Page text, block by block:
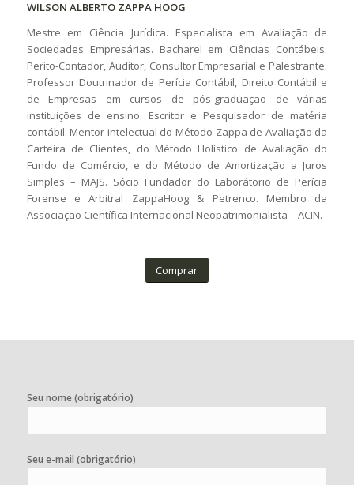
WILSON ALBERTO ZAPPA HOOG
Mestre em Ciência Jurídica. Especialista em Avaliação de
Sociedades Empresárias. Bacharel em Ciências Contábeis.
Perito-Contador, Auditor, Consultor Empresarial e Palestrante.
Professor Doutrinador de Perícia Contábil, Direito Contábil e
de Empresas em cursos de pós-graduação de várias
instituições de ensino. Escritor e Pesquisador de matéria
contábil. Mentor intelectual do Método Zappa de Avaliação da
Carteira de Clientes, do Método Holístico de Avaliação do
Fundo de Comércio, e do Método de Amortização a Juros
Simples – MAJS. Sócio Fundador do Laborátorio de Perícia
Forense e Arbitral ZappaHoog & Petrenco. Membro da
Associação Científica Internacional Neopatrimonialista – ACIN.
Comprar
Seu nome (obrigatório)
Seu e-mail (obrigatório)